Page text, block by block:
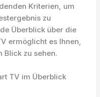
Kriterien, um
zu
Überblick über die
ermöglicht es Ihnen,
Blick zu sehen.
TV im Überblick